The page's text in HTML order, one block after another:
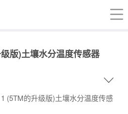
版)土壤水分温度传感器
(5TM的升级版)土壤水分温度传感